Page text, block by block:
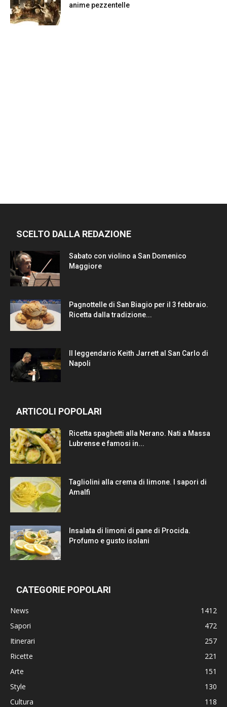
anime pezzentelle
SCELTO DALLA REDAZIONE
Sabato con violino a San Domenico
Maggiore
Pagnottelle di San Biagio per il 3 febbraio.
Ricetta dalla tradizione...
Il leggendario Keith Jarrett al San Carlo di
Napoli
ARTICOLI POPOLARI
Ricetta spaghetti alla Nerano. Nati a Massa
Lubrense e famosi in...
Tagliolini alla crema di limone. I sapori di
Amalfi
Insalata di limoni di pane di Procida.
Profumo e gusto isolani
CATEGORIE POPOLARI
News
1412
Sapori
472
Itinerari
257
Ricette
221
Arte
151
Style
130
Cultura
118